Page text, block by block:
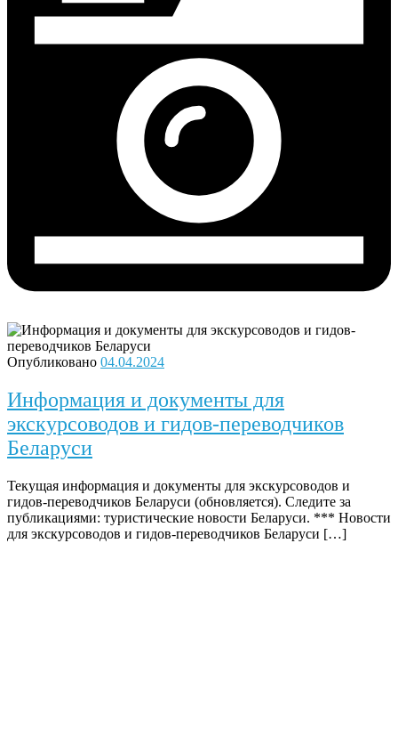
Опубликовано 04.04.2024
Информация и документы для
экскурсоводов и гидов-переводчиков
Беларуси
Текущая информация и документы для экскурсоводов и
гидов-переводчиков Беларуси (обновляется). Следите за
публикациями: туристические новости Беларуси. *** Новости
для экскурсоводов и гидов-переводчиков Беларуси […]